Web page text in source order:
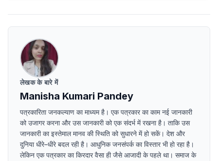
लेखक के बारे में
Manisha Kumari Pandey
पत्रकारिता जनकल्याण का माध्यम है। एक पत्रकार का काम नई जानकारी
को उजागर करना और उस जानकारी को एक संदर्भ में रखना है। ताकि उस
जानकारी का इस्तेमाल मानव की स्थिति को सुधारने में हो सकें। देश और
दुनिया धीरे–धीरे बदल रही है। आधुनिक जनसंपर्क का विस्तार भी हो रहा है।
लेकिन एक पत्रकार का किरदार वैसा ही जैसे आजादी के पहले था। समाज के